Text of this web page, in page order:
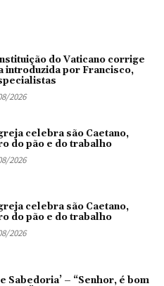
do Vaticano corrige
introduzida por Francisco,
2026
celebra são Caetano,
do pão e do trabalho
2026
celebra são Caetano,
do pão e do trabalho
2026
Sabedoria’ – “Senhor, é bom